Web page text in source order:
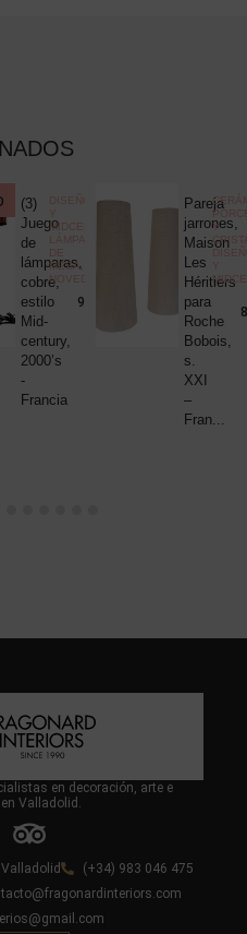
(3)
Juego
de
lámparas,
cobre,
estilo
Mid-
century,
2000’s
-
Francia
DISEÑO
Y
MIDCENTURY
LÁMPARAS
DE
MESA,
NOVEDADES
980,00
Pareja
jarrones,
Maison
Les
Héritiers
para
Roche
Bobois,
s.
XXI
–
Fran...
Y
Y
en decoración, arte e
Valladolid.
(+34) 983 046 475